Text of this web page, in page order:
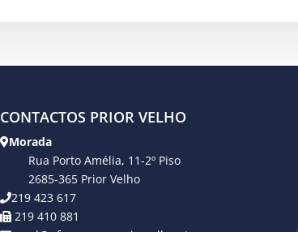
CONTACTOS PRIOR VELHO
Morada
Rua Porto Amélia, 11-2º Piso
2685-365 Prior Velho
219 423 617
219 410 881